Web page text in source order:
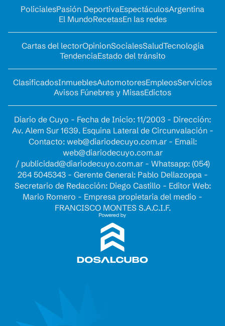
PolicialesPasión DeportivaEspectáculosArgentina
El MundoRecetasEn las redes
Cartas del lectorOpinionSocialesSaludTecnología
TendenciaEstado del tránsito
ClasificadosInmueblesAutomotoresEmpleosServicios
Avisos Fúnebres y MisasEdictos
Diario de Cuyo - Fecha de Inicio: 11/2003 - Dirección:
Av. Alem Sur 1639. Esquina Lateral de Circunvalación -
Contacto: web@diariodecuyo.com.ar- Email:
web@diariodecuyo.com.ar
/ publicidad@diariodecuyo.com.ar- Whatsapp: (054)
264 5045343 - Gerente General: Pablo Dellazoppa -
Secretario de Redacción: Diego Castillo - Editor Web:
Mario Romero - Empresa propietaria del medio -
FRANCISCO MONTES S.A.C.I.F.